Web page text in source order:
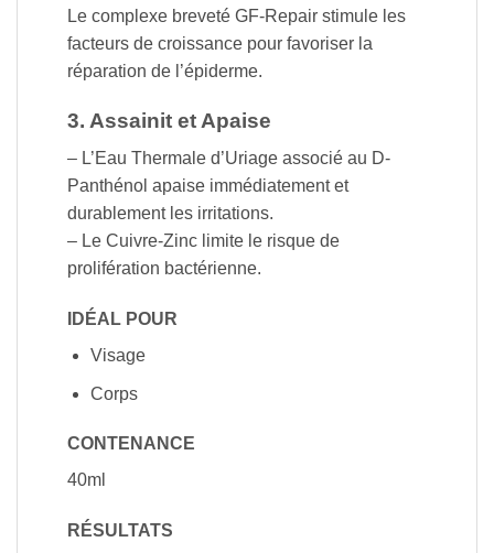
Le complexe breveté GF-Repair stimule les
facteurs de croissance pour favoriser la
réparation de l’épiderme.
3. Assainit et Apaise
– L’Eau Thermale d’Uriage associé au D-
Panthénol apaise immédiatement et
durablement les irritations.
– Le Cuivre-Zinc limite le risque de
prolifération bactérienne.
IDÉAL POUR
Visage
Corps
CONTENANCE
40ml
RÉSULTATS